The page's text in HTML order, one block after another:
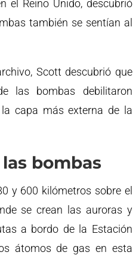
el Reino Unido, descubrió
también se sentían al
Scott descubrió que
las bombas debilitaron
capa más externa de la
bombas
y 600 kilómetros sobre el
se crean las auroras y
a bordo de la Estación
átomos de gas en esta